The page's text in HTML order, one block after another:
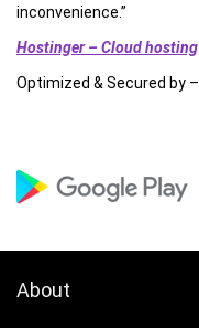
inconvenience.”
Hostinger – Cloud hosting
Optimized & Secured by
About